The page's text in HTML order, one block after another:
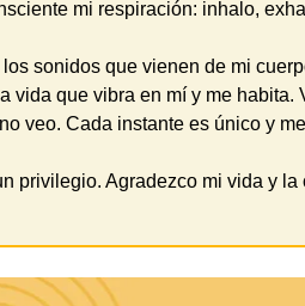
mi respiración: inhalo,
sonidos que vienen de mi
vida que vibra en mí y me habita.
veo. Cada instante es único y
privilegio. Agradezco mi vida y